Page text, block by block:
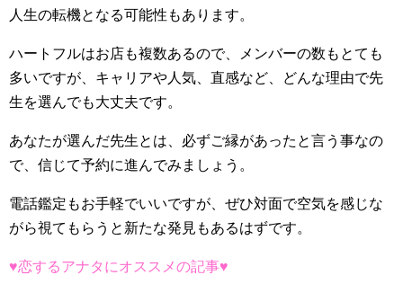
人生の転機となる可能性もあります。
ハートフルはお店も複数あるので、メンバーの数もとても
多いですが、キャリアや人気、直感など、どんな理由で先
生を選んでも大丈夫です。
あなたが選んだ先生とは、必ずご縁があったと言う事なの
で、信じて予約に進んでみましょう。
電話鑑定もお手軽でいいですが、ぜひ対面で空気を感じな
がら視てもらうと新たな発見もあるはずです。
♥恋するアナタにオススメの記事♥